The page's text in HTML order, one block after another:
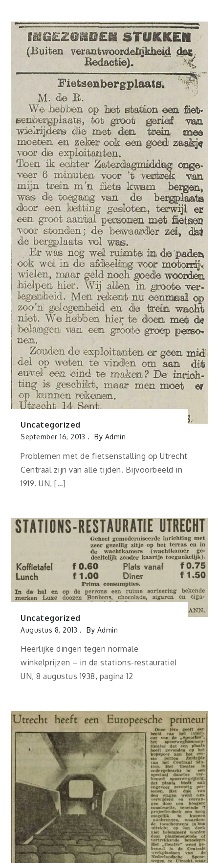
Uncategorized
September 16, 2013 By Admin
Problemen met de fietsenstalling op Utrecht
Centraal zijn van alle tijden. Bijvoorbeeld in
1919. UN, […]
Uncategorized
Augustus 8, 2013 By Admin
Heerlijke dingen tegen normale
winkelprijzen – in de stations-restauratie!
UN, 8 augustus 1938, pagina 12